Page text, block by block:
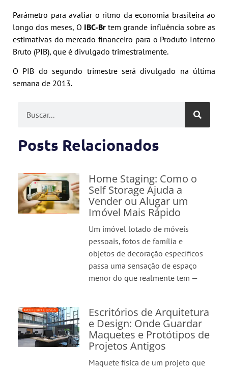
Parâmetro para avaliar o ritmo da economia brasileira ao
longo dos meses, O IBC-Brtem grande influência sobre as
estimativas do mercado financeiro para o Produto Interno
Bruto (PIB), que é divulgado trimestralmente.
O PIB do segundo trimestre será divulgado na última
semana de 2013.
Posts Relacionados
Home Staging: Como o
Self Storage Ajuda a
Vender ou Alugar um
Imóvel Mais Rápido
Um imóvel lotado de móveis
pessoais, fotos de família e
objetos de decoração específicos
passa uma sensação de espaço
menor do que realmente tem —
Escritórios de Arquitetura
e Design: Onde Guardar
Maquetes e Protótipos de
Projetos Antigos
Maquete física de um projeto que